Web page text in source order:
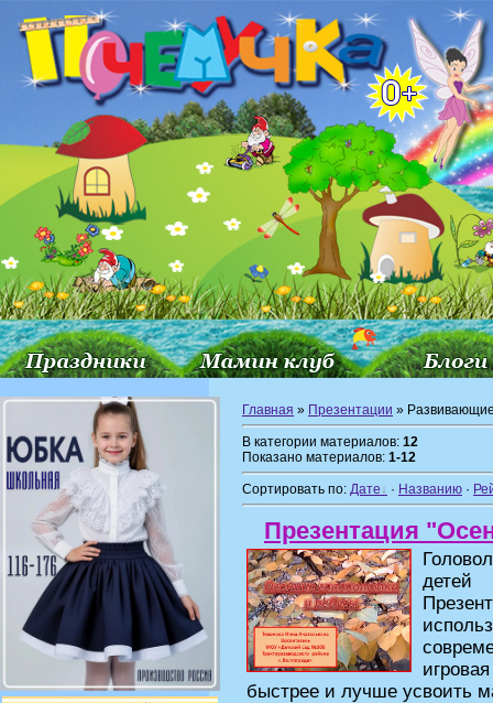
Главная » Презентации »
В категории материалов: 12
Показано материалов: 1-12
Сортировать по: Дате · Названию ·
Презентация
детей
быстрее и лучше усвоить